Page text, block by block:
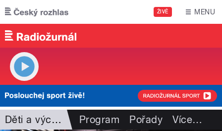
Přejít k hlavnímu obsahu
ŽIVĚ MENU
Děti a výchova Program Pořady Více…